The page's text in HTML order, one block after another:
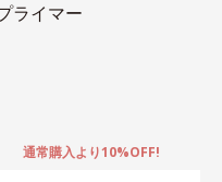
ライマー
通常購入より10%OFF!